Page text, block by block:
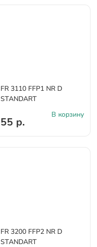
FR 3110 FFP1 NR D
STANDART
55 р.
В корзину
FR 3200 FFP2 NR D
STANDART